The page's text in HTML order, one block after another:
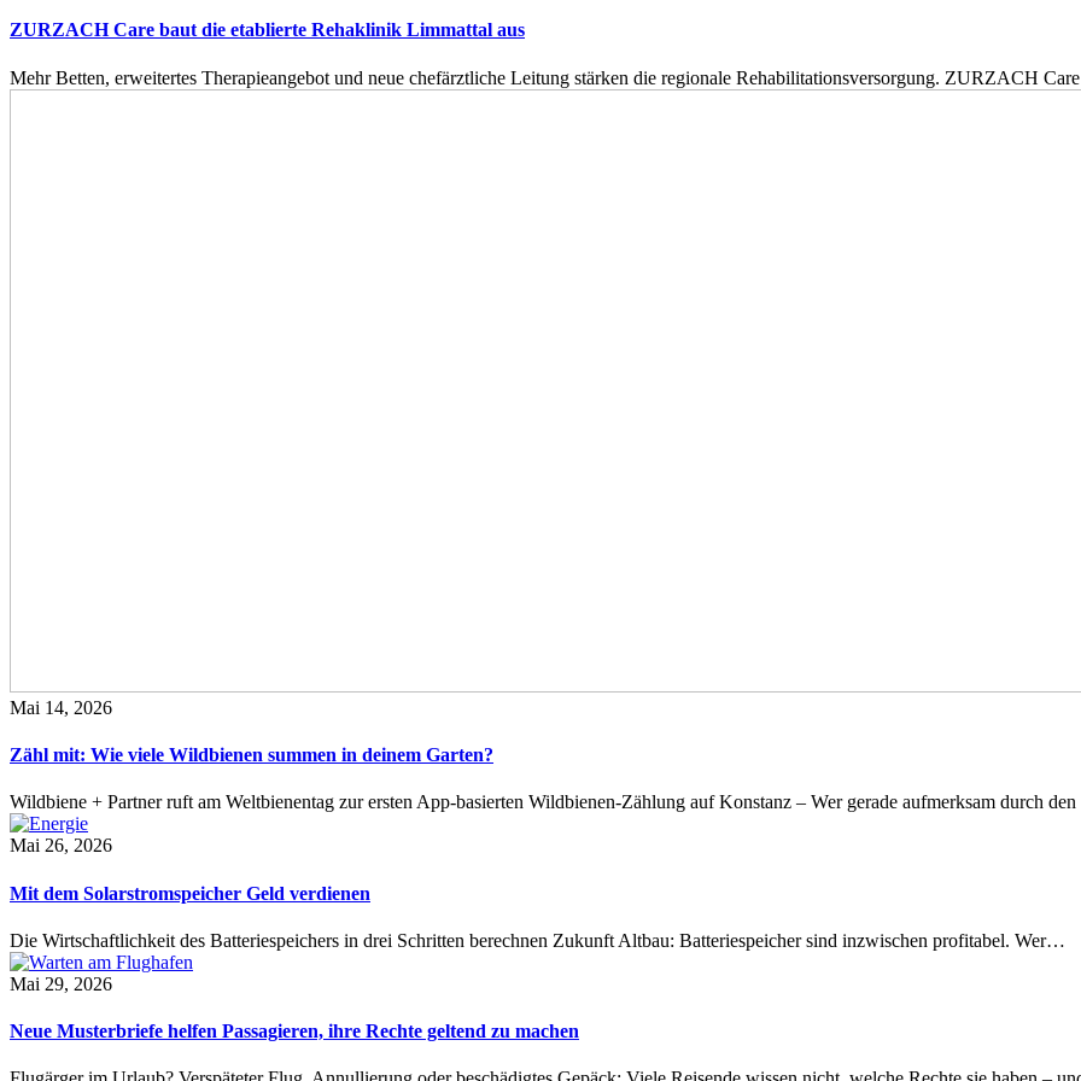
ZURZACH Care baut die etablierte Rehaklinik Limmattal aus
Mehr Betten, erweitertes Therapieangebot und neue chefärztliche Leitung stärken die regionale Rehabilitationsversorgung. ZURZACH
Mai 14, 2026
Zähl mit: Wie viele Wildbienen summen in deinem Garten?
Wildbiene + Partner ruft am Weltbienentag zur ersten App-basierten Wildbienen-Zählung auf Konstanz – Wer gerade aufmerksam durch
Mai 26, 2026
Mit dem Solarstromspeicher Geld verdienen
Die Wirtschaftlichkeit des Batteriespeichers in drei Schritten berechnen Zukunft Altbau: Batteriespeicher sind inzwischen profitabel. Wer…
Mai 29, 2026
Neue Musterbriefe helfen Passagieren, ihre Rechte geltend zu machen